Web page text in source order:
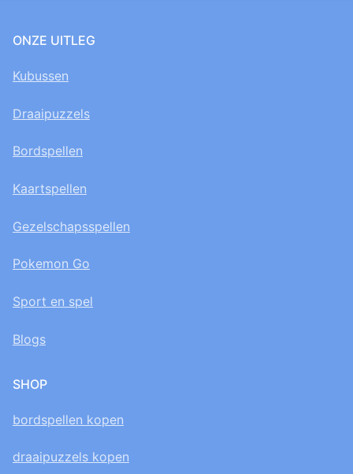
ONZE UITLEG
Kubussen
Draaipuzzels
Bordspellen
Kaartspellen
Gezelschapsspellen
Pokemon Go
Sport en spel
Blogs
SHOP
bordspellen kopen
draaipuzzels kopen